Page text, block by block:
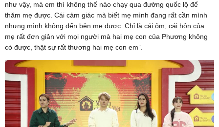
như vậy, mà em thì không thể nào chạy qua đường quốc lộ để
thăm mẹ được. Cái cảm giác mà biết mẹ mình đang rất cần mình
nhưng mình không đến bên mẹ được. Chỉ là cái ôm, cái hôn của
mẹ rất đơn giản với mọi người mà hai mẹ con của Phương không
có được, thật sự rất thương hai mẹ con em”.